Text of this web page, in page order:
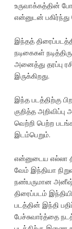
உருவாக்கத்தின்
என்னுடன்
இந்தத்
நடிகைகள்
அனைத்து தரப்பு
இருக்கிறது.
இந்த படத்திற்கு
குறித்த
வெற்றி பெற்ற
இடம்பெறும்.
என்னுடைய எல்லா
வேம் இந்தியா
நண்பருமான அனீஷ்
திரைப்படம்
படத்தின் இந்தி
பேச்சுவார்த்தை